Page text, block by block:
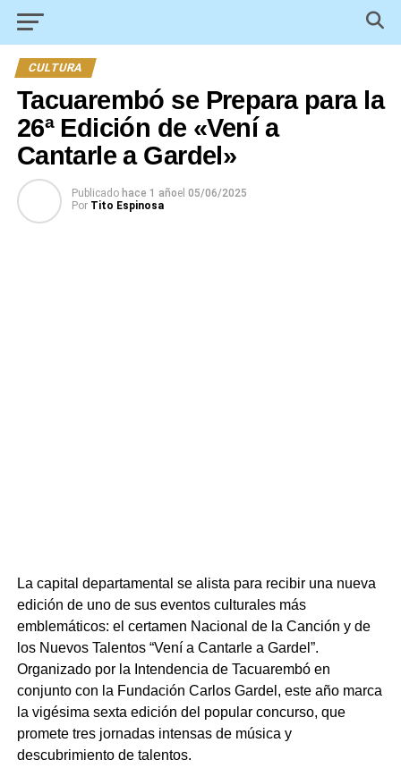
CULTURA
Tacuarembó se Prepara para la
26ª Edición de «Vení a
Cantarle a Gardel»
Publicado hace 1 añoel 05/06/2025
Por Tito Espinosa
La capital departamental se alista para recibir una nueva
edición de uno de sus eventos culturales más
emblemáticos: el certamen Nacional de la Canción y de
los Nuevos Talentos “Vení a Cantarle a Gardel”.
Organizado por la Intendencia de Tacuarembó en
conjunto con la Fundación Carlos Gardel, este año marca
la vigésima sexta edición del popular concurso, que
promete tres jornadas intensas de música y
descubrimiento de talentos.